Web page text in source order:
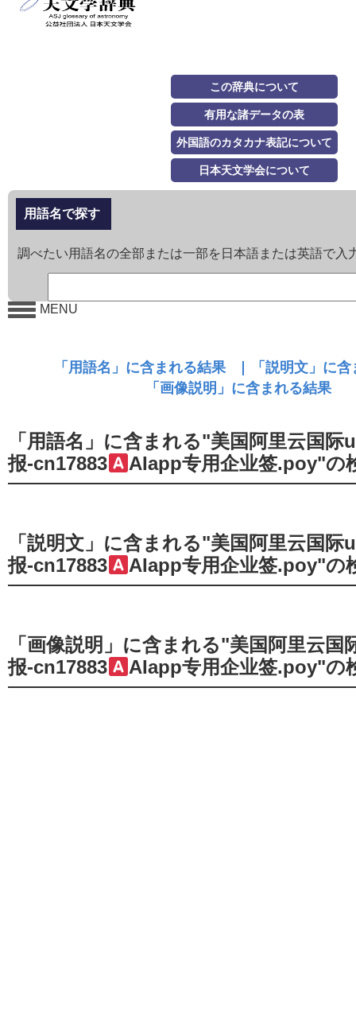
この辞典について
有用な諸データの表
外国語のカタカナ表記について
日本天文学会について
用語名で探す
調べたい用語名の全部または一部を日本語または英語で入
MENU
「用語名」に含まれる"美国阿里云国际
报-cn17883
AIapp专用企业签.poy"の
「説明文」に含まれる"美国阿里云国际
报-cn17883
AIapp专用企业签.poy"の
「画像説明」に含まれる"美国阿里云国
报-cn17883
AIapp专用企业签.poy"の